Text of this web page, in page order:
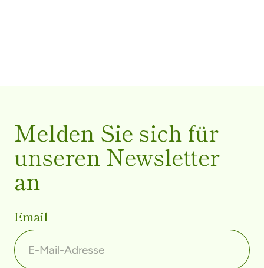
Melden Sie sich für
unseren Newsletter
an
Email